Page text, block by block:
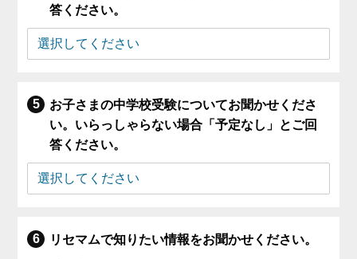
答ください。
お子さまの中学校受験についてお聞かせくださ
い。いらっしゃらない場合「予定なし」とご回
答ください。
リセマムで知りたい情報をお聞かせください。